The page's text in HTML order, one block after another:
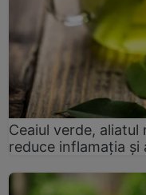
Ceaiul verde,
reduce inflamația și